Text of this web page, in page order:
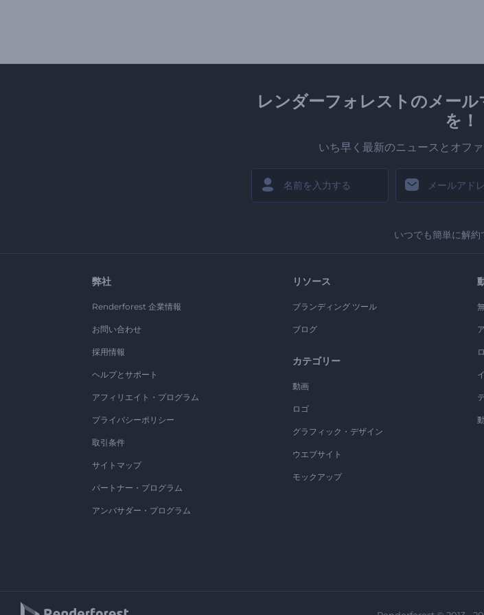
レンダーフォレストのメー
を！
いち早く最新のニュースとオフ
いつでも簡単に解約
弊社
Renderforest 企業情報
お問い合わせ
採用情報
ヘルプとサポート
アフィリエイト・プログラム
プライバシーポリシー
取引条件
サイトマップ
パートナー・プログラム
アンバサダー・プログラム
リソース
ブランディング ツール
ブログ
カテゴリー
動画
ロゴ
グラフィック・デザイン
ウエブサイト
モックアップ